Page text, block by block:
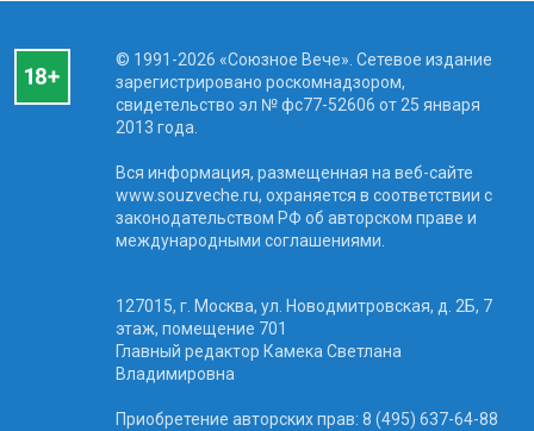
© 1991-2026 «Союзное Вече». Сетевое издание
зарегистрировано роскомнадзором,
свидетельство эл № фc77-52606 от 25 января
2013 года.
Вся информация, размещенная на веб-сайте
www.souzveche.ru, охраняется в соответствии с
законодательством РФ об авторском праве и
международными соглашениями.
127015, г. Москва, ул. Новодмитровская, д. 2Б, 7
этаж, помещение 701
Главный редактор Камека Светлана
Владимировна
Приобретение авторских прав: 8 (495) 637-64-88